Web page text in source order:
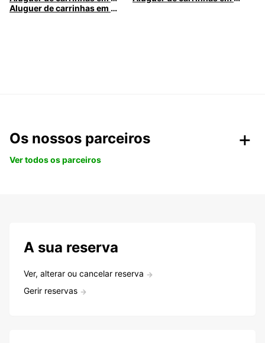
Aluguer de carrinhas em Caldas da Rainha
Os nossos parceiros
Ver todos os parceiros
A sua reserva
Ver, alterar ou cancelar reserva
Gerir reservas